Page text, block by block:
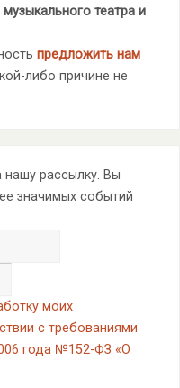
театра и
предложить нам
либо причине не
нашу рассылку. Вы
значимых событий
моих
с требованиями
года №152-ФЗ «О